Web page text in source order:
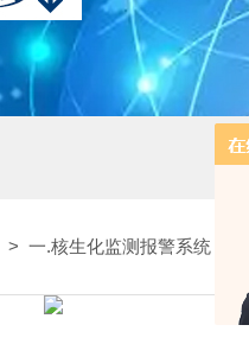
> 一.核生化监测报警系统